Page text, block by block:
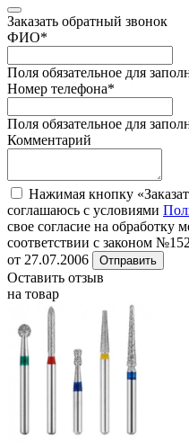
Заказать обратный звонок
ФИО*
Поля обязательное для
Номер телефона*
Поля обязательное для
Комментарий
Нажимая кнопку
соглашаюсь с условиями
свое согласие на обработку
соответствии с законом
от 27.07.2006
Отправить
Оставить отзыв
на товар